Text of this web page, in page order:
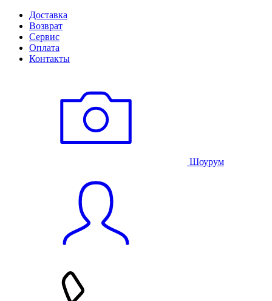
Доставка
Возврат
Сервис
Оплата
Контакты
Шоурум